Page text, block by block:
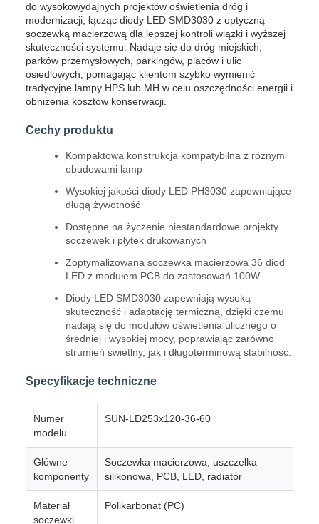
do wysokowydajnych projektów oświetlenia dróg i
modernizacji, łącząc diody LED SMD3030 z optyczną
soczewką macierzową dla lepszej kontroli wiązki i wyższej
skuteczności systemu. Nadaje się do dróg miejskich,
parków przemysłowych, parkingów, placów i ulic
osiedlowych, pomagając klientom szybko wymienić
tradycyjne lampy HPS lub MH w celu oszczędności energii i
obniżenia kosztów konserwacji.
Cechy produktu
Kompaktowa konstrukcja kompatybilna z różnymi
obudowami lamp
Wysokiej jakości diody LED PH3030 zapewniające
długą żywotność
Dostępne na życzenie niestandardowe projekty
soczewek i płytek drukowanych
Zoptymalizowana soczewka macierzowa 36 diod
LED z modułem PCB do zastosowań 100W
Diody LED SMD3030 zapewniają wysoką
skuteczność i adaptację termiczną, dzięki czemu
nadają się do modułów oświetlenia ulicznego o
średniej i wysokiej mocy, poprawiając zarówno
strumień świetlny, jak i długoterminową stabilność.
Specyfikacje techniczne
Numer
modelu
SUN-LD253x120-36-60
Główne
komponenty
Soczewka macierzowa, uszczelka
silikonowa, PCB, LED, radiator
Materiał
soczewki
Polikarbonat (PC)